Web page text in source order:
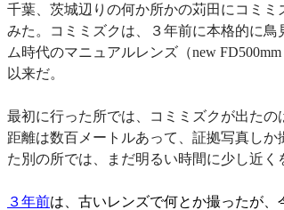
千葉、茨城辺りの何か所かの苅田にコミミ
みた。コミミズクは、３年前に本格的に
ム時代のマニュアルレンズ（new
以来だ。
最初に行った所では、コミミズクが出たの
距離は数百メートルあって、証拠写真しか
た別の所では、まだ明るい時間に少し近く
３年前は、古いレンズで何とか撮ったが